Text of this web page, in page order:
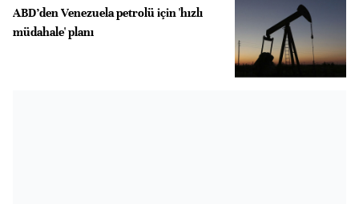
ABD’den Venezuela petrolü için 'hızlı
müdahale' planı